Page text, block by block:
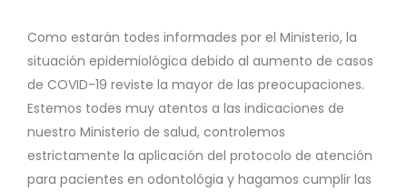
Como estarán todes informades por el Ministerio, la
situación epidemiológica debido al aumento de casos
de COVID-19 reviste la mayor de las preocupaciones.
Estemos todes muy atentos a las indicaciones de
nuestro Ministerio de salud, controlemos
estrictamente la aplicación del protocolo de atención
para pacientes en odontológia y hagamos cumplir las